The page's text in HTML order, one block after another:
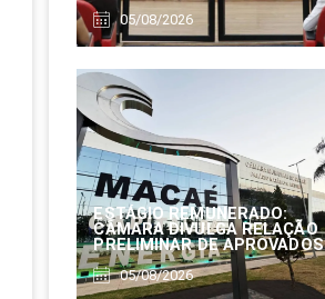
05/08/2026
ESTÁGIO REMUNERADO:
CÂMARA DIVULGA RELAÇÃO
PRELIMINAR DE APROVADOS
05/08/2026